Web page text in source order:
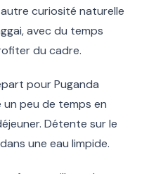
curiosité naturelle
avec du temps
du cadre.
pour Puganda
peu de temps en
Détente sur le
une eau limpide.